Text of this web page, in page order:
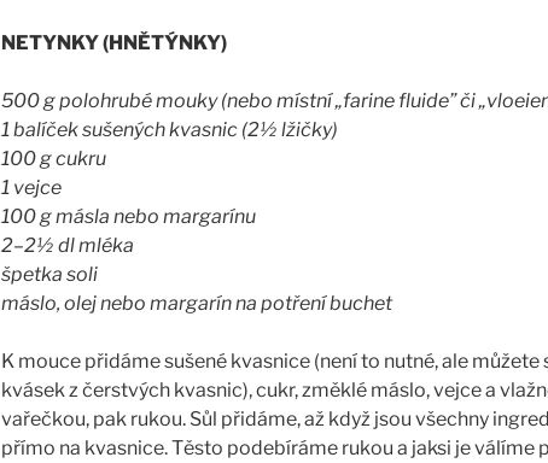
NETYNKY (HNĚTÝNKY)
500 g polohrubé mouky (nebo místní „farine fluide” či
1 balíček sušených kvasnic (2½ lžičky)
100 g cukru
1 vejce
100 g másla nebo margarínu
2–2½ dl mléka
špetka soli
máslo, olej nebo margarín na potření buchet
K mouce přidáme sušené kvasnice (není to nutné, ale
kvásek z čerstvých kvasnic), cukr, změklé máslo, vejce a
vařečkou, pak rukou. Sůl přidáme, až když jsou všechny
přímo na kvasnice. Těsto podebíráme rukou a jaksi je válíme